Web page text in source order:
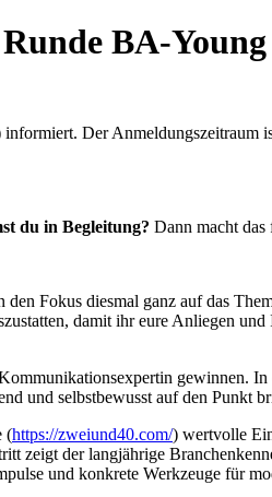
BA-
Der Anmeldungszeitraum
du in Begleitung? Dann macht
Fokus diesmal ganz auf das
damit ihr eure Anliegen und
gewinnen.
und selbstbewusst auf den Punkt
(https://zweiund40.com/) wertvolle
zeigt der langjährige
und konkrete Werkzeuge für